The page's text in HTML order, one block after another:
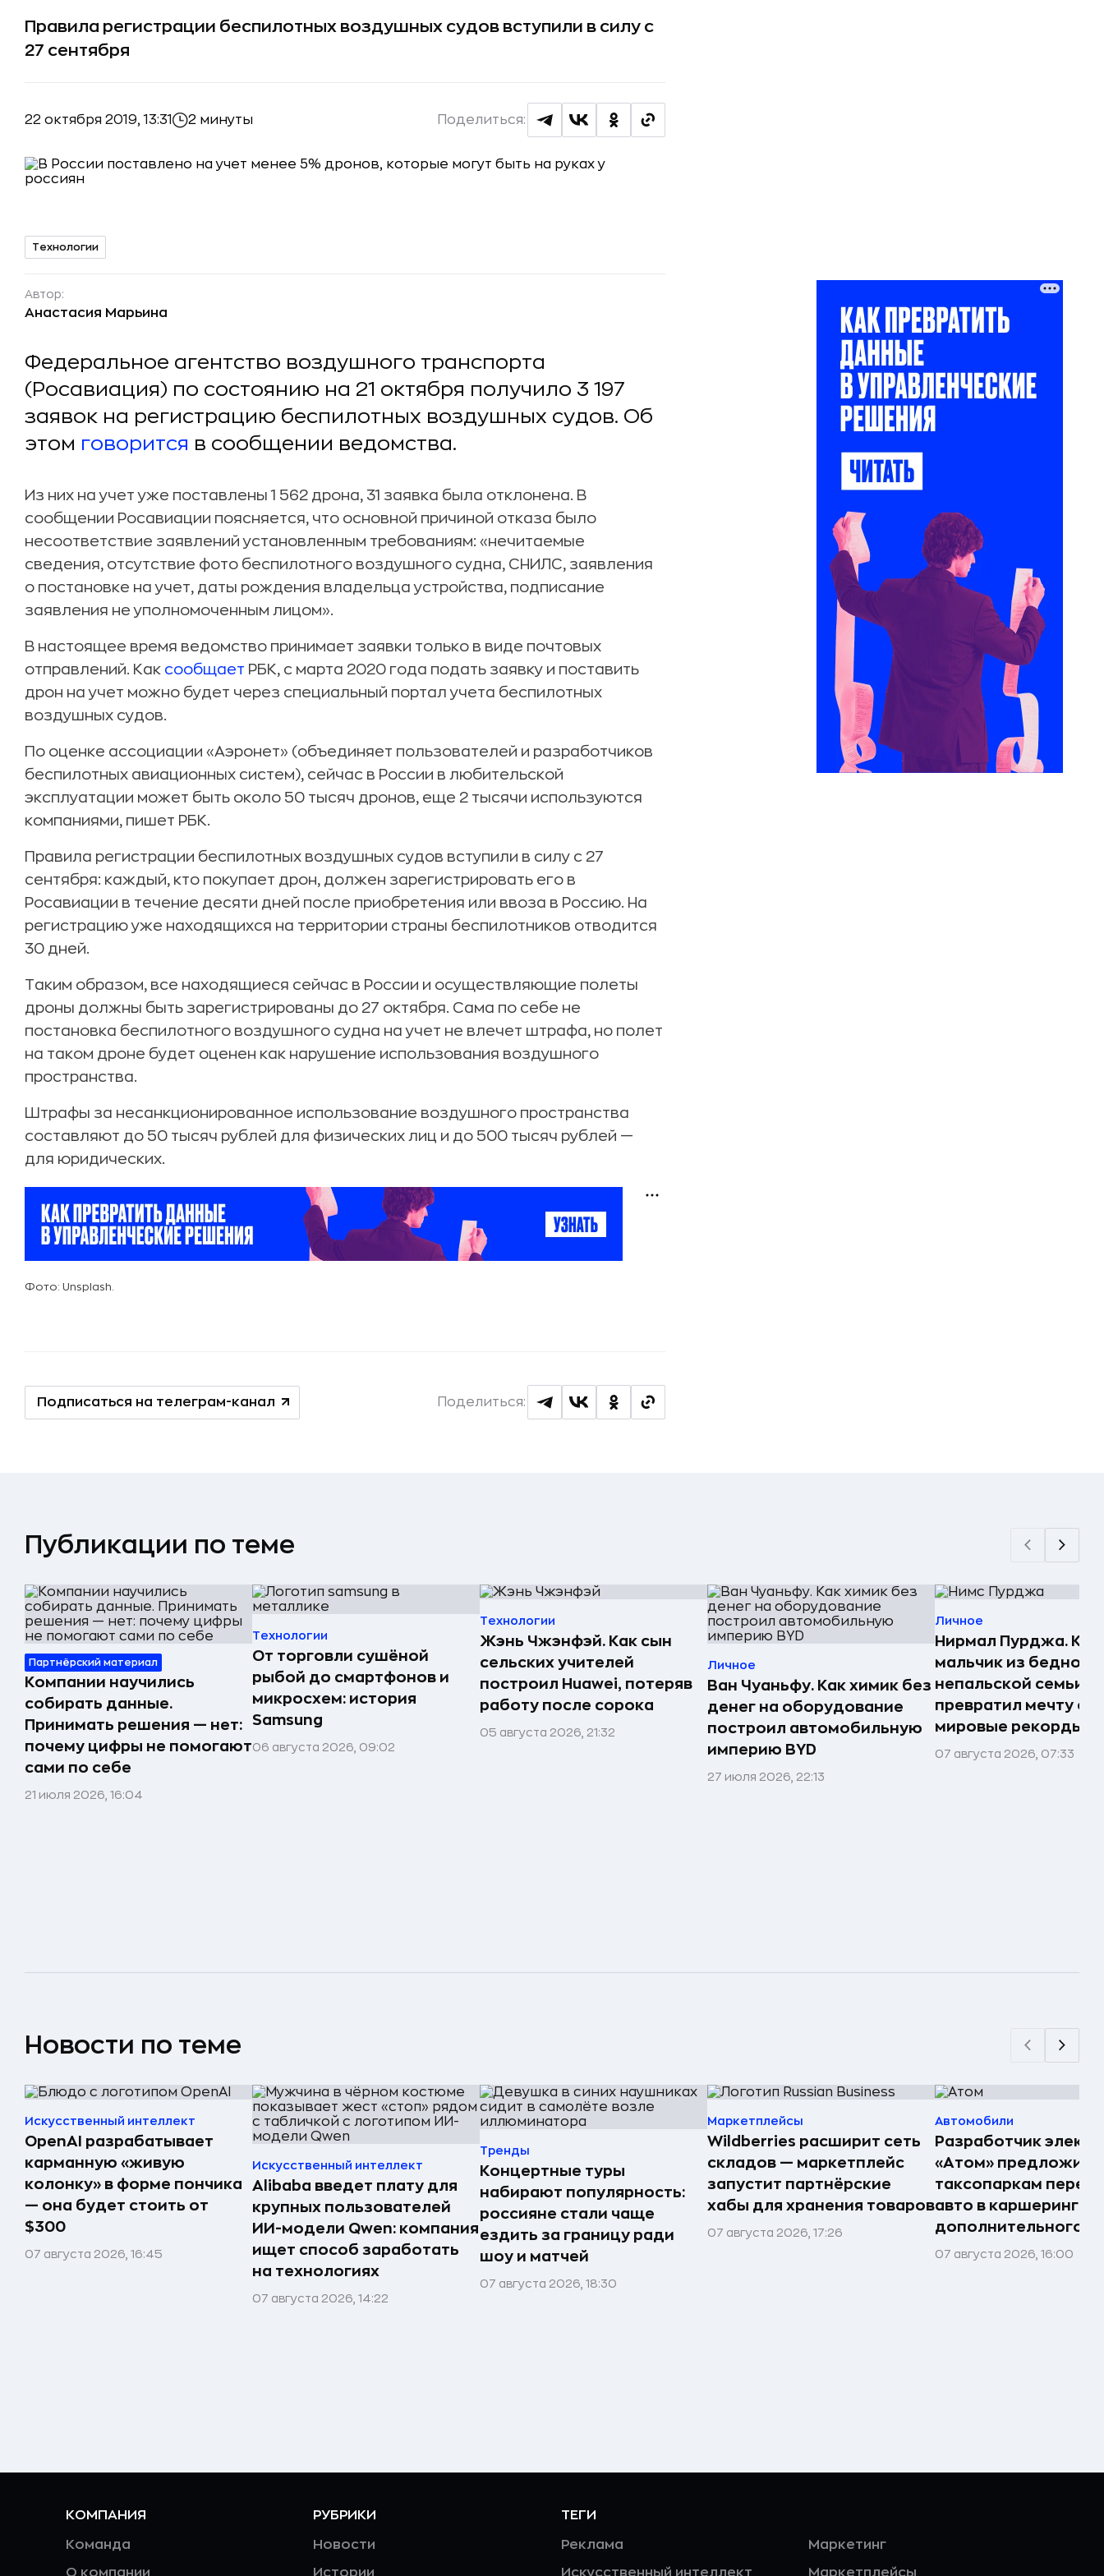
Правила регистрации беспилотных воздушных судов вступили в силу с
27 сентября
22 октября 2019, 13:31 2 минуты Поделиться:
Технологии
Автор:
Анастасия Марьина
Федеральное агентство воздушного транспорта
(Росавиация) по состоянию на 21 октября получило 3 197
заявок на регистрацию беспилотных воздушных судов. Об
этом говорится в сообщении ведомства.
Из них на учет уже поставлены 1 562 дрона, 31 заявка была отклонена. В
сообщении Росавиации поясняется, что основной причиной отказа было
несоответствие заявлений установленным требованиям: «нечитаемые
сведения, отсутствие фото беспилотного воздушного судна, СНИЛС, заявления
о постановке на учет, даты рождения владельца устройства, подписание
заявления не уполномоченным лицом».
В настоящее время ведомство принимает заявки только в виде почтовых
отправлений. Как сообщает РБК, с марта 2020 года подать заявку и поставить
дрон на учет можно будет через специальный портал учета беспилотных
воздушных судов.
По оценке ассоциации «Аэронет» (объединяет пользователей и разработчиков
беспилотных авиационных систем), сейчас в России в любительской
эксплуатации может быть около 50 тысяч дронов, еще 2 тысячи используются
компаниями, пишет РБК.
Правила регистрации беспилотных воздушных судов вступили в силу с 27
сентября: каждый, кто покупает дрон, должен зарегистрировать его в
Росавиации в течение десяти дней после приобретения или ввоза в Россию. На
регистрацию уже находящихся на территории страны беспилотников отводится
30 дней.
Таким образом, все находящиеся сейчас в России и осуществляющие полеты
дроны должны быть зарегистрированы до 27 октября. Сама по себе не
постановка беспилотного воздушного судна на учет не влечет штрафа, но полет
на таком дроне будет оценен как нарушение использования воздушного
пространства.
Штрафы за несанкционированное использование воздушного пространства
составляют до 50 тысяч рублей для физических лиц и до 500 тысяч рублей —
для юридических.
Фото: Unsplash.
Подписаться на телеграм-канал Поделиться:
Публикации по теме
Партнёрский материал
Компании научились
собирать данные.
Принимать решения — нет:
почему цифры не помогают
сами по себе
21 июля 2026, 16:04
Технологии
От торговли сушёной
рыбой до смартфонов и
микросхем: история
Samsung
06 августа 2026, 09:02
Технологии
Жэнь Чжэнфэй. Как сын
сельских учителей
построил Huawei, потеряв
работу после сорока
05 августа 2026, 21:32
Личное
Ван Чуаньфу. Как химик без
денег на оборудование
построил автомобильную
империю BYD
27 июля 2026, 22:13
Личное
Нирмал Пурджа. Как
мальчик из бедной
непальской семьи
превратил мечту о
мировые рекорды и
07 августа 2026, 07:33
Новости по теме
Искусственный интеллект
OpenAI разрабатывает
карманную «живую
колонку» в форме пончика
— она будет стоить от
$300
07 августа 2026, 16:45
Искусственный интеллект
Alibaba введет плату для
крупных пользователей
ИИ-модели Qwen: компания
ищет способ заработать
на технологиях
07 августа 2026, 14:22
Тренды
Концертные туры
набирают популярность:
россияне стали чаще
ездить за границу ради
шоу и матчей
07 августа 2026, 18:30
Маркетплейсы
Wildberries расширит сеть
складов — маркетплейс
запустит партнёрские
хабы для хранения товаров
07 августа 2026, 17:26
Автомобили
Разработчик
«Атом» предложил
таксопаркам
авто в каршеринг —
дополнительного
07 августа 2026, 16:00
КОМПАНИЯ
Команда
О компании
РУБРИКИ
Новости
Истории
ТЕГИ
Реклама
Искусственный интеллект
Маркетинг
Маркетплейсы